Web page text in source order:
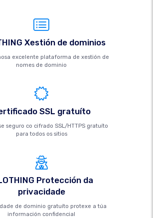
Xestión de dominios
excelente plataforma de xestión de
nomes de dominio
SSL gratuíto
seguro co cifrado SSL/HTTPS gratuíto
para todos os sitios
Protección da
privacidade
de dominio gratuíto protexe a túa
información confidencial